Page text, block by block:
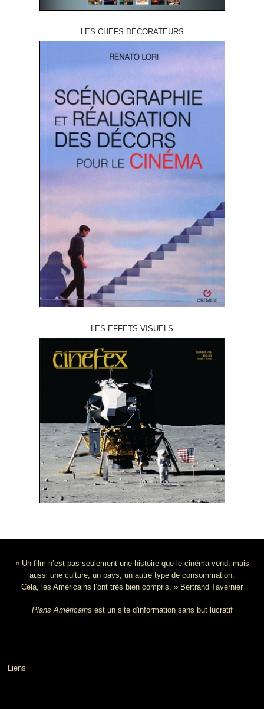
LES CHEFS DÉCORATEURS
LES EFFETS VISUELS
« Un film n’est pas seulement une histoire que le cinéma vend, mais
aussi une culture, un pays, un autre type de consommation.
Cela, les Américains l’ont très bien compris. » Bertrand Tavernier
Plans Américains est un site d'information sans but lucratif
Liens